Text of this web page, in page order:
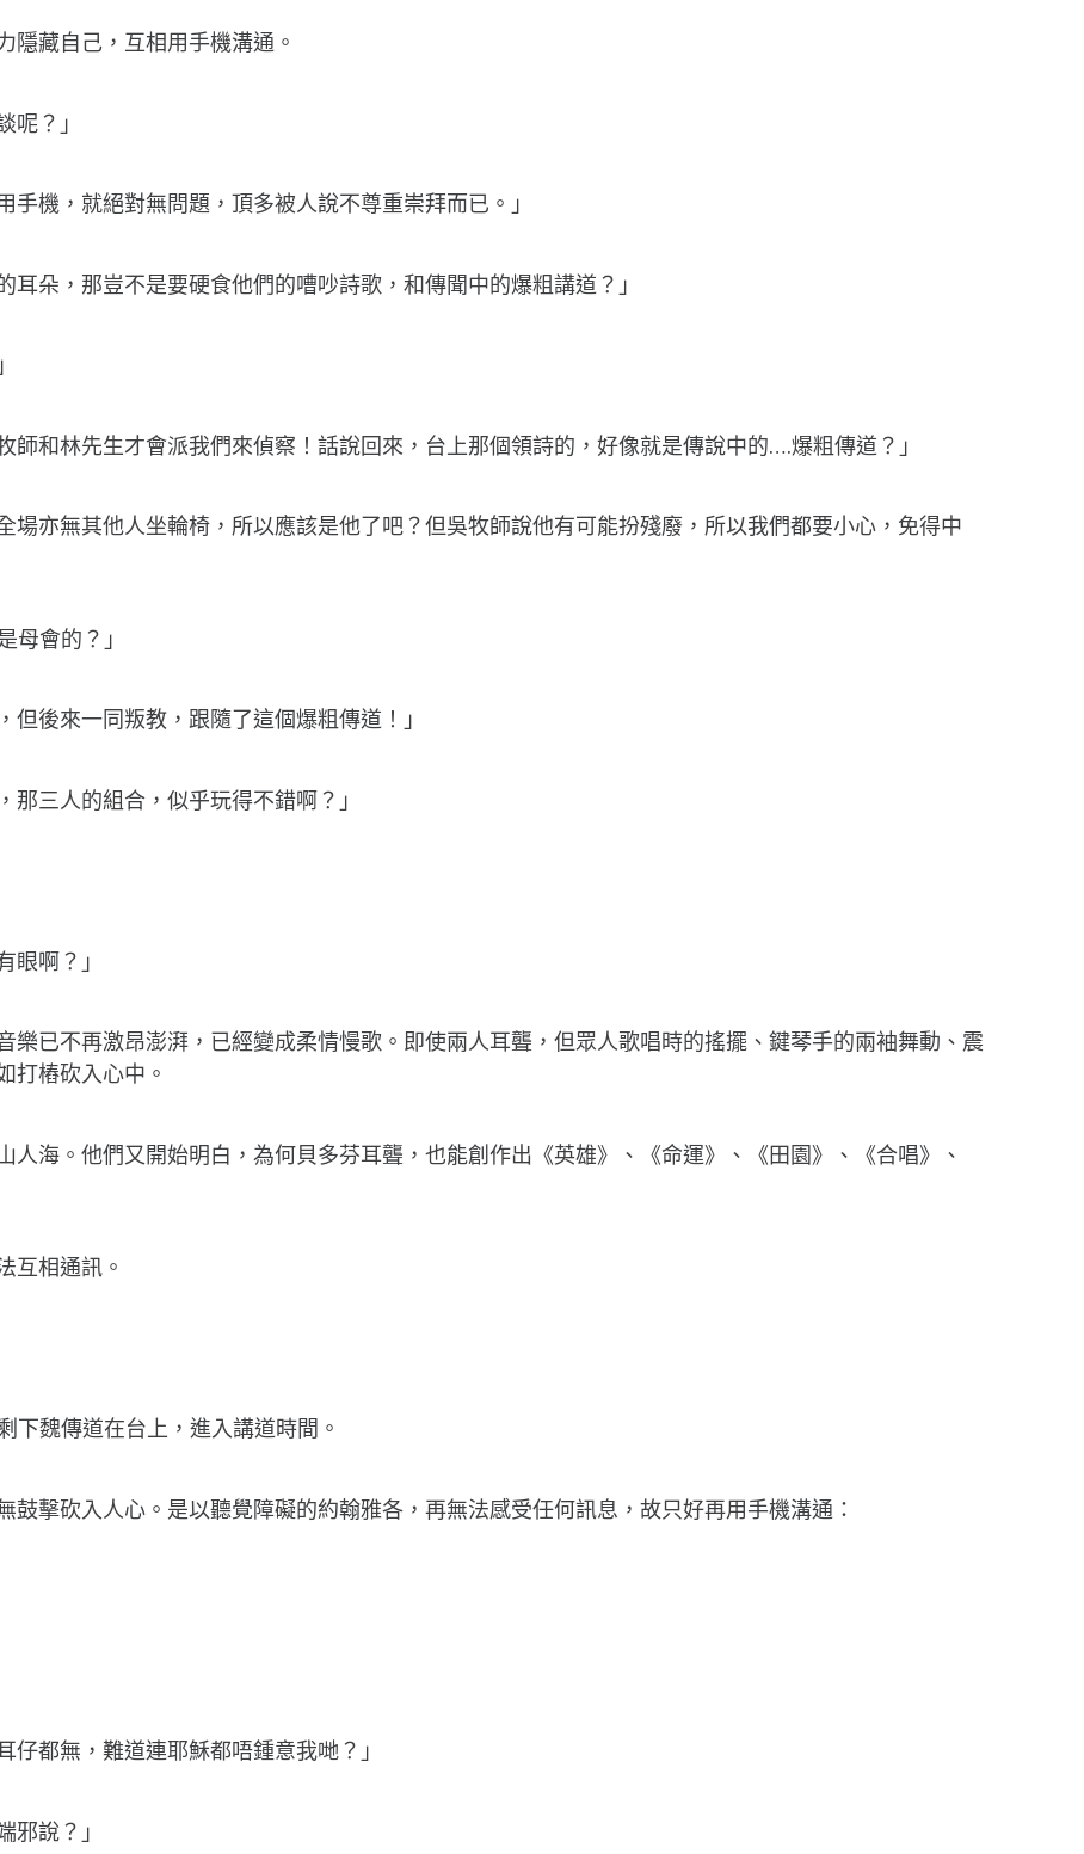
隱藏自己，互相用手機溝通。
？」
機，就絕對無問題，頂多被人說不尊重崇拜而已。」
朵，那豈不是要硬食他們的嘈吵詩歌，和傳聞中的爆粗講道？」
和林先生才會派我們來偵察！話說回來，台上那個領詩的，好像就是傳說中的….爆粗傳道？」
場亦無其他人坐輪椅，所以應該是他了吧？但吳牧師說他有可能扮殘廢，所以我們都要小心，免得中
會的？」
後來一同叛教，跟隨了這個爆粗傳道！」
三人的組合，似乎玩得不錯啊？」
啊？」
樂已不再激昂澎湃，已經變成柔情慢歌。即使兩人耳聾，但眾人歌唱時的搖擺、鍵琴手的兩袖舞動、震
打樁砍入心中。
海。他們又開始明白，為何貝多芬耳聾，也能創作出《英雄》、《命運》、《田園》、《合唱》、
互相通訊。
魏傳道在台上，進入講道時間。
擊砍入人心。是以聽覺障礙的約翰雅各，再無法感受任何訊息，故只好再用手機溝通：
都無，難道連耶穌都唔鍾意我哋？」
說？」